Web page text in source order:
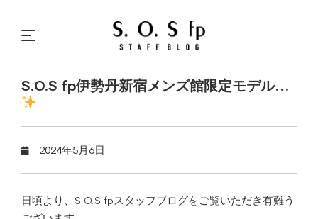
S.O.S fp伊勢丹新宿メンズ館限定モデル…
2024年5月6日
日頃より、S.O.S fpスタッフブログをご覧いただき有難う